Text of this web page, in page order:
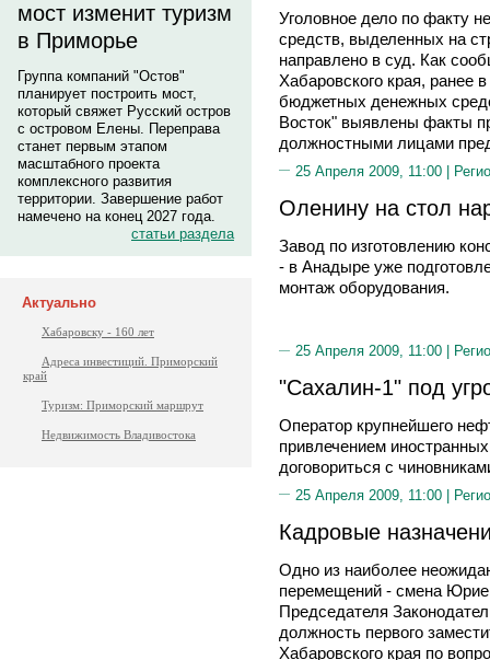
мост изменит туризм
в Приморье
Группа компаний "Остов"
планирует построить мост,
который свяжет Русский остров
с островом Елены. Переправа
станет первым этапом
масштабного проекта
комплексного развития
территории. Завершение работ
намечено на конец 2027 года.
статьи раздела
Актуально
Хабаровску - 160 лет
Адреса инвестиций. Приморский
край
Туризм: Приморский маршрут
Недвижимость Владивостока
Уголовное дело по факту
средств, выделенных на
направлено в суд. Как
Хабаровского края, ранее
бюджетных денежных
Восток" выявлены факты
должностными лицами
25 Апреля 2009, 11:00 |
Оленину на стол
Завод по изготовлению
- в Анадыре уже
монтаж оборудования.
25 Апреля 2009, 11:00 |
"Сахалин-1" под
Оператор крупнейшего
привлечением
договориться с
25 Апреля 2009, 11:00 |
Кадровые
Одно из наиболее
перемещений - смена
Председателя
должность первого
Хабаровского края по